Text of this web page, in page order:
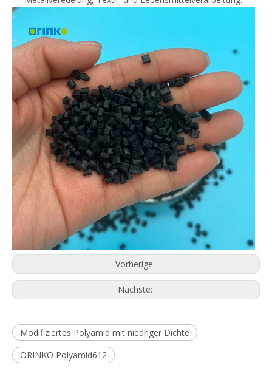
Vorherige:
Nächste:
Modifiziertes Polyamid mit niedriger Dichte
ORINKO Polyamid612